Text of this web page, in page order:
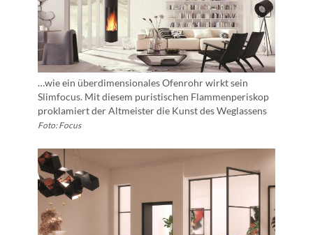
…wie ein überdimensionales Ofenrohr wirkt sein
Slimfocus. Mit diesem puristischen Flammenperiskop
proklamiert der Altmeister die Kunst des Weglassens
Foto: Focus